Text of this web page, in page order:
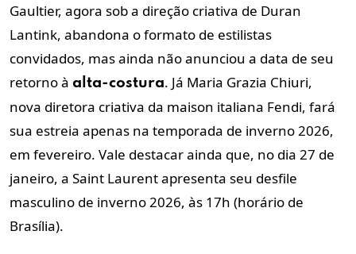
Gaultier, agora sob a direção criativa de Duran
Lantink, abandona o formato de estilistas
convidados, mas ainda não anunciou a data de seu
retorno à alta-costura. Já Maria Grazia Chiuri,
nova diretora criativa da maison italiana Fendi, fará
sua estreia apenas na temporada de inverno 2026,
em fevereiro. Vale destacar ainda que, no dia 27 de
janeiro, a Saint Laurent apresenta seu desfile
masculino de inverno 2026, às 17h (horário de
Brasília).